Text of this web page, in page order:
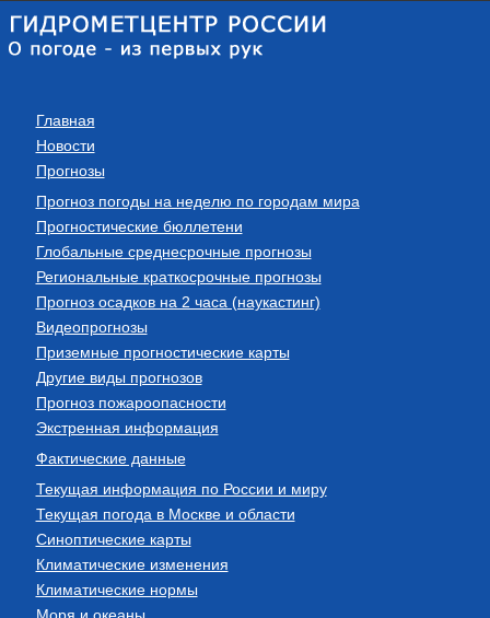
Главная
Новости
Прогнозы
Прогноз погоды на неделю по городам мира
Прогностические бюллетени
Глобальные среднесрочные прогнозы
Региональные краткосрочные прогнозы
Прогноз осадков на 2 часа (наукастинг)
Видеопрогнозы
Приземные прогностические карты
Другие виды прогнозов
Прогноз пожароопасности
Экстренная информация
Фактические данные
Текущая информация по России и миру
Текущая погода в Москве и области
Синоптические карты
Климатические изменения
Климатические нормы